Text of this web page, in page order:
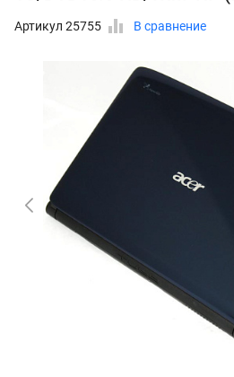
Артикул 25755 В сравнение